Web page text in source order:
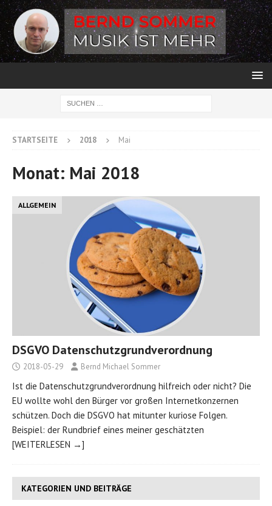
STARTSEITE 2018 Mai
Monat: Mai 2018
ALLGEMEIN
DSGVO Datenschutzgrundverordnung
2018-05-29 Bernd Michael Sommer
Ist die Datenschutzgrundverordnung hilfreich oder nicht? Die
EU wollte wohl den Bürger vor großen Internetkonzernen
schützen. Doch die DSGVO hat mitunter kuriose Folgen.
Beispiel: der Rundbrief eines meiner geschätzten
[WEITERLESEN →]
KATEGORIEN UND BEITRÄGE